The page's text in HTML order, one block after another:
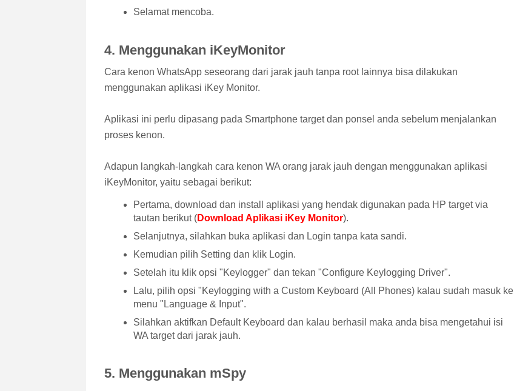
Selamat mencoba.
4. Menggunakan iKeyMonitor
Cara kenon WhatsApp seseorang dari jarak jauh tanpa root lainnya bisa dilakukan
menggunakan aplikasi iKey Monitor.
Aplikasi ini perlu dipasang pada Smartphone target dan ponsel anda sebelum menjalankan
proses kenon.
Adapun langkah-langkah cara kenon WA orang jarak jauh dengan menggunakan aplikasi
iKeyMonitor, yaitu sebagai berikut:
Pertama, download dan install aplikasi yang hendak digunakan pada HP target via
tautan berikut (Download Aplikasi iKey Monitor).
Selanjutnya, silahkan buka aplikasi dan Login tanpa kata sandi.
Kemudian pilih Setting dan klik Login.
Setelah itu klik opsi "Keylogger" dan tekan "Configure Keylogging Driver".
Lalu, pilih opsi "Keylogging with a Custom Keyboard (All Phones) kalau sudah masuk ke
menu "Language & Input".
Silahkan aktifkan Default Keyboard dan kalau berhasil maka anda bisa mengetahui isi
WA target dari jarak jauh.
5. Menggunakan mSpy